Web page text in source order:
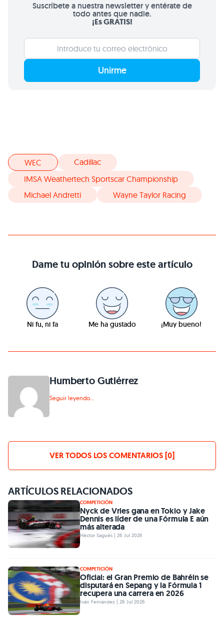
Suscríbete a nuestra newsletter y entérate de
todo antes que nadie.
¡Es GRATIS!
Unirme
WEC
Cadillac
IMSA Weathertech Sportscar Championship
Michael Andretti
Wayne Taylor Racing
Dame tu opinión sobre este artículo
Ni fu, ni fa Me ha gustado ¡Muy bueno!
Humberto Gutiérrez
Seguir leyendo...
VER TODOS LOS COMENTARIOS [0]
ARTÍCULOS RELACIONADOS
COMPETICIÓN
Nyck de Vries gana en Tokio y Jake
Dennis es líder de una Fórmula E aún
más alterada
Héctor Sagués | 26 Jul 2026
COMPETICIÓN
Oficial: el Gran Premio de Bahréin se
disputará en Sepang y la Fórmula 1
recupera una carrera en 2026
Iván Fernández | 26 Jul 2026